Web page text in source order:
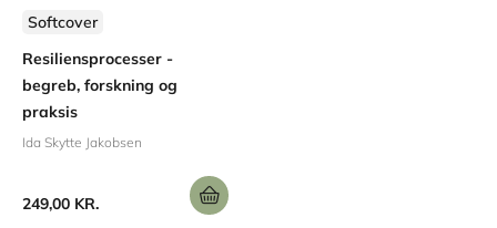
Softcover
Resiliensprocesser -
begreb, forskning og
praksis
Ida Skytte Jakobsen
249,00 KR.